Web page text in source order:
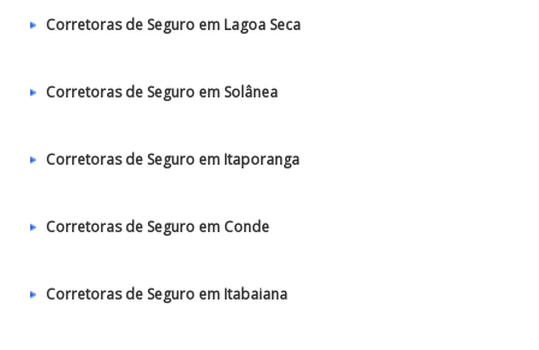
Corretoras de Seguro em Lagoa Seca
Corretoras de Seguro em Solânea
Corretoras de Seguro em Itaporanga
Corretoras de Seguro em Conde
Corretoras de Seguro em Itabaiana